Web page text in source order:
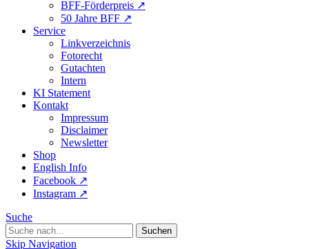
BFF-Förderpreis ↗︎
50 Jahre BFF ↗︎
Service
Linkverzeichnis
Fotorecht
Gutachten
Intern
KI Statement
Kontakt
Impressum
Disclaimer
Newsletter
Shop
English Info
Facebook ↗︎
Instagram ↗︎
Suche
Skip Navigation